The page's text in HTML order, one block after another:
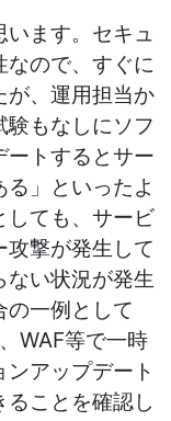
ます。セキュ
なので、すぐに
が、運用担当か
験もなしにソフ
ートするとサー
」といったよ
しても、サービ
撃が発生して
ない状況が発生
の一例として
WAF等で一時
アップデート
ことを確認し